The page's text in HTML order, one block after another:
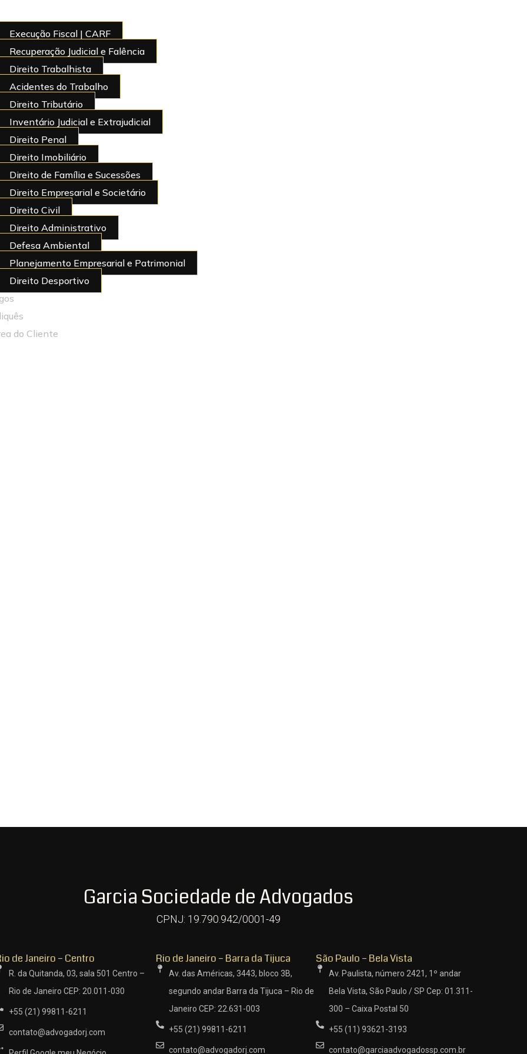
Execução Fiscal | CARF
Recuperação Judicial e Falência
Direito Trabalhista
Acidentes do Trabalho
Direito Tributário
Inventário Judicial e Extrajudicial
Direito Penal
Direito Imobiliário
Direito de Família e Sucessões
Direito Empresarial e Societário
Direito Civil
Direito Administrativo
Defesa Ambiental
Planejamento Empresarial e Patrimonial
Direito Desportivo
do Cliente
Garcia Sociedade de Advogados
CPNJ: 19.790.942/0001-49
de Janeiro – Centro
R. da Quitanda, 03, sala 501 Centro –
Rio de Janeiro CEP: 20.011-030
+55 (21) 99811-6211
contato@advogadorj.com
Rio de Janeiro – Barra da Tijuca
Av. das Américas, 3443, bloco 3B,
segundo andar Barra da Tijuca – Rio de
Janeiro CEP: 22.631-003
+55 (21) 99811-6211
contato@advogadorj.com
São Paulo – Bela Vista
Av. Paulista, número 2421, 1º andar
Bela Vista, São Paulo / SP Cep: 01.311-
300 – Caixa Postal 50
+55 (11) 93621-3193
contato@garciaadvogadossp.com.br